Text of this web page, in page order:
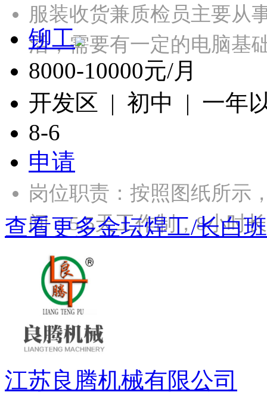
服装收货兼质检员主要从
活，需要有一定的电脑
铆工
8000-10000元/月
开发区 | 初中 | 一年
8-6
申请
岗位职责：按照图纸所示
间：5.5天工作制，8小
查看更多金坛焊工/长白
江苏良腾机械有限公司